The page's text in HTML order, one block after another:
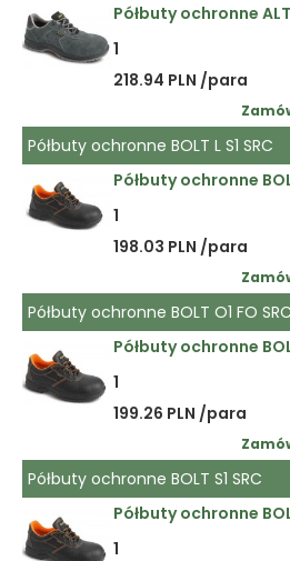
Półbuty ochronne
1
218.94 PLN /para
Półbuty ochronne BOLT L S1 SRC
Półbuty ochronne
1
198.03 PLN /para
Półbuty ochronne BOLT O1 FO SRC
Półbuty ochronne
1
199.26 PLN /para
Półbuty ochronne BOLT S1 SRC
Półbuty ochronne
1